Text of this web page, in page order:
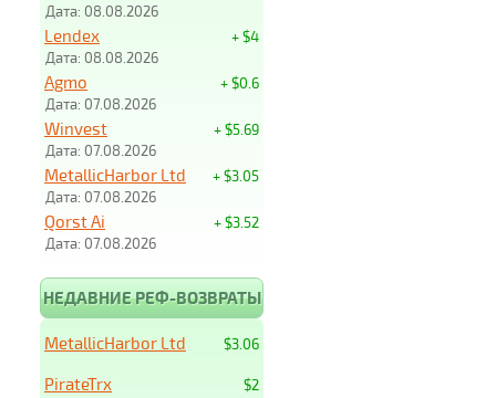
Дата: 08.08.2026
+ $4
Lendex
Дата: 08.08.2026
+ $0.6
Agmo
Дата: 07.08.2026
+ $5.69
Winvest
Дата: 07.08.2026
+ $3.05
MetallicHarbor Ltd
Дата: 07.08.2026
+ $3.52
Qorst Ai
Дата: 07.08.2026
НЕДАВНИЕ РЕФ-ВОЗВРАТЫ
$3.06
MetallicHarbor Ltd
$2
PirateTrx